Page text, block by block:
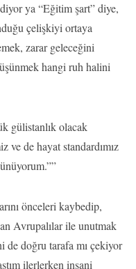
ya “Eğitim şart” diye,
çelişkiyi ortaya
zarar geleceğini
hangi ruh halini
gülistanlık olacak
ve de hayat standardımız
önceleri kaybedip,
Avrupalılar ile unutmak
doğru tarafa mı çekiyor
ilerlerken insani